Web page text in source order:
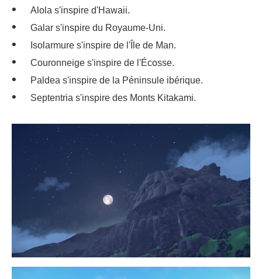
Alola s'inspire d'Hawaii.
Galar s'inspire du Royaume-Uni.
Isolarmure s'inspire de l'Île de Man.
Couronneige s'inspire de l'Écosse.
Paldea s'inspire de la Péninsule ibérique.
Septentria s'inspire des Monts Kitakami.